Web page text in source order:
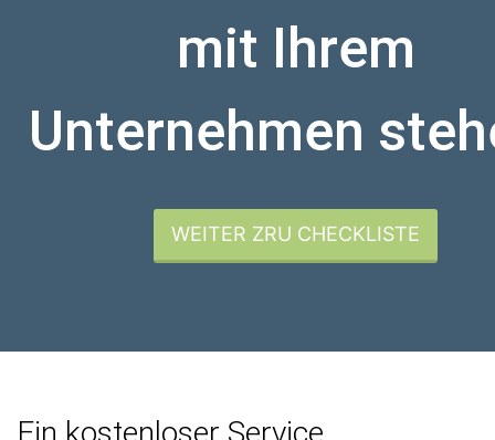
mit Ihrem
Unternehmen
WEITER ZRU CHECKLISTE